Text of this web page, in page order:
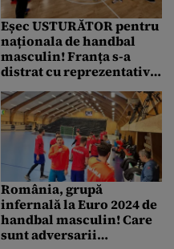
Eșec USTURĂTOR pentru
naționala de handbal
masculin! Franța s-a
distrat cu reprezentativa
Pascual
România, grupă
infernală la Euro 2024 de
handbal masculin! Care
sunt adversarii